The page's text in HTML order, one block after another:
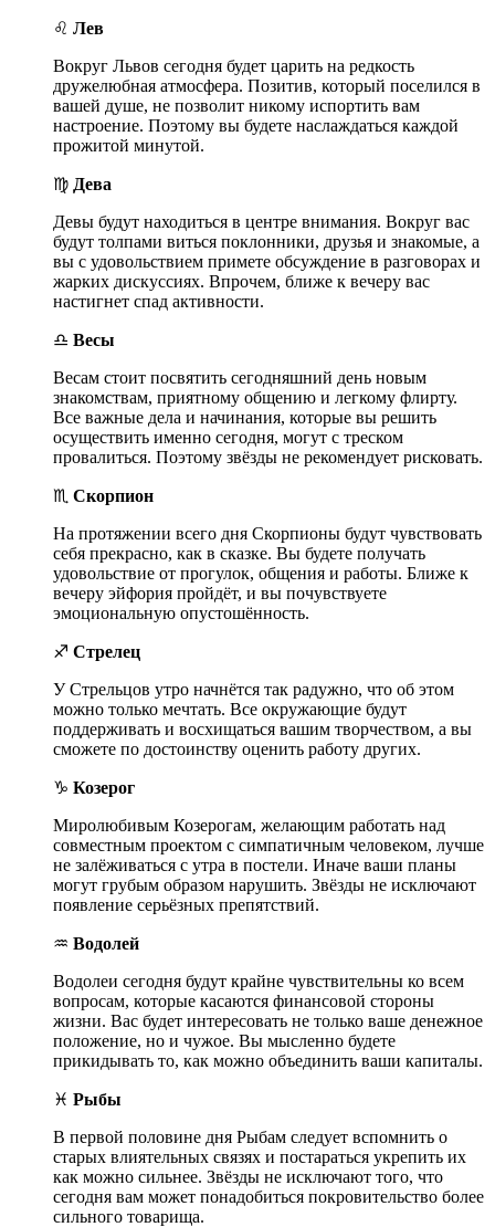
♌ Лев
Вокруг Львов сегодня будет царить на редкость
дружелюбная атмосфера. Позитив, который поселился в
вашей душе, не позволит никому испортить вам
настроение. Поэтому вы будете наслаждаться каждой
прожитой минутой.
♍ Дева
Девы будут находиться в центре внимания. Вокруг вас
будут толпами виться поклонники, друзья и знакомые, а
вы с удовольствием примете обсуждение в разговорах и
жарких дискуссиях. Впрочем, ближе к вечеру вас
настигнет спад активности.
♎ Весы
Весам стоит посвятить сегодняшний день новым
знакомствам, приятному общению и легкому флирту.
Все важные дела и начинания, которые вы решить
осуществить именно сегодня, могут с треском
провалиться. Поэтому звёзды не рекомендует рисковать.
♏ Скорпион
На протяжении всего дня Скорпионы будут чувствовать
себя прекрасно, как в сказке. Вы будете получать
удовольствие от прогулок, общения и работы. Ближе к
вечеру эйфория пройдёт, и вы почувствуете
эмоциональную опустошённость.
♐ Стрелец
У Стрельцов утро начнётся так радужно, что об этом
можно только мечтать. Все окружающие будут
поддерживать и восхищаться вашим творчеством, а вы
сможете по достоинству оценить работу других.
♑ Козерог
Миролюбивым Козерогам, желающим работать над
совместным проектом с симпатичным человеком, лучше
не залёживаться с утра в постели. Иначе ваши планы
могут грубым образом нарушить. Звёзды не исключают
появление серьёзных препятствий.
♒ Водолей
Водолеи сегодня будут крайне чувствительны ко всем
вопросам, которые касаются финансовой стороны
жизни. Вас будет интересовать не только ваше денежное
положение, но и чужое. Вы мысленно будете
прикидывать то, как можно объединить ваши капиталы.
♓ Рыбы
В первой половине дня Рыбам следует вспомнить о
старых влиятельных связях и постараться укрепить их
как можно сильнее. Звёзды не исключают того, что
сегодня вам может понадобиться покровительство более
сильного товарища.